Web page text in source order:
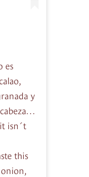
es
y
it isn´t
this